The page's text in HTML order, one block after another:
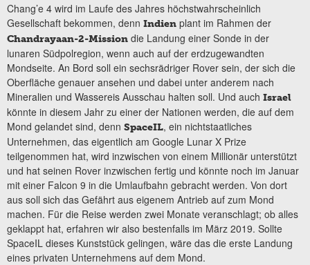
Chang’e 4 wird im Laufe des Jahres höchstwahrscheinlich
Gesellschaft bekommen, denn Indien plant im Rahmen der
Chandrayaan-2-Mission die Landung einer Sonde in der
lunaren Südpolregion, wenn auch auf der erdzugewandten
Mondseite. An Bord soll ein sechsrädriger Rover sein, der sich die
Oberfläche genauer ansehen und dabei unter anderem nach
Mineralien und Wassereis Ausschau halten soll. Und auch Israel
könnte in diesem Jahr zu einer der Nationen werden, die auf dem
Mond gelandet sind, denn SpaceIL, ein nichtstaatliches
Unternehmen, das eigentlich am Google Lunar X Prize
teilgenommen hat, wird inzwischen von einem Millionär unterstützt
und hat seinen Rover inzwischen fertig und könnte noch im Januar
mit einer Falcon 9 in die Umlaufbahn gebracht werden. Von dort
aus soll sich das Gefährt aus eigenem Antrieb auf zum Mond
machen. Für die Reise werden zwei Monate veranschlagt; ob alles
geklappt hat, erfahren wir also bestenfalls im März 2019. Sollte
SpaceIL dieses Kunststück gelingen, wäre das die erste Landung
eines privaten Unternehmens auf dem Mond.